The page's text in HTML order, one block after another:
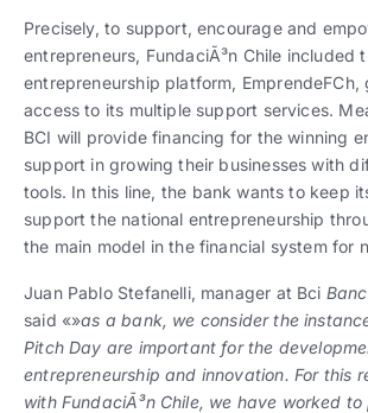
Precisely, to support, encourage and
entrepreneurs, FundaciÃ³n Chile included
entrepreneurship platform, EmprendeFCh,
access to its multiple support services.
BCI will provide financing for the winning
support in growing their businesses with
tools. In this line, the bank wants to keep
support the national entrepreneurship
the main model in the financial system for
Juan Pablo Stefanelli, manager at Bci
said «»as a bank, we consider the
Pitch Day are important for the
entrepreneurship and innovation. For this
with FundaciÃ³n Chile, we have worked